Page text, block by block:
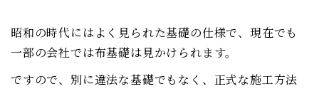
昭和の時代にはよく見られた基礎の仕様で、現在でも
一部の会社では布基礎は見かけられます。
ですので、別に違法な基礎でもなく、正式な施工方法